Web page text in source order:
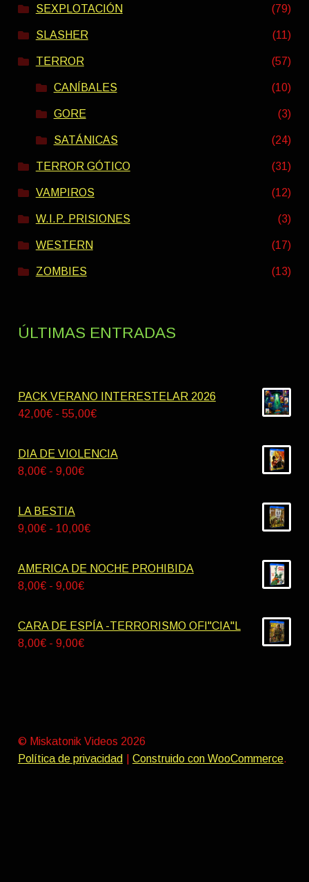
SEXPLOTACIÓN (79)
SLASHER (11)
TERROR (57)
CANÍBALES (10)
GORE (3)
SATÁNICAS (24)
TERROR GÓTICO (31)
VAMPIROS (12)
W.I.P. PRISIONES (3)
WESTERN (17)
ZOMBIES (13)
ÚLTIMAS ENTRADAS
PACK VERANO INTERESTELAR 2026
42,00€ - 55,00€Rango
precios:
DIA DE VIOLENCIA
8,00€ - 9,00€Rango
desde
9,00€
LA BESTIA
9,00€ - 10,00€Rango
precios:
10,00€
AMERICA DE NOCHE PROHIBIDA
8,00€ - 9,00€Rango
precios:
desde
CARA DE ESPÍA -TERRORISMO OFI"CIA"L
8,00€ - 9,00€Rango
9,00€
© Miskatonik Videos 2026
Política de privacidad
Construido con WooCommerce.